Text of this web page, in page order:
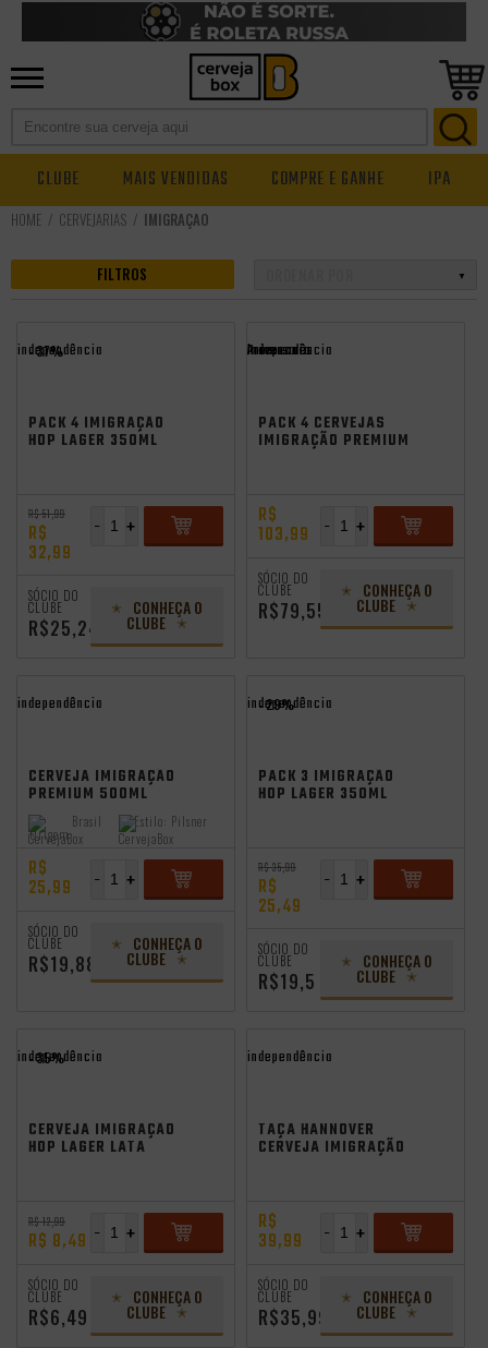
CLUBE MAIS VENDIDAS COMPRE E GANHE IPA
CERVEJARIAS IMIGRAÇÃO
FILTROS
independência
- 37%
PACK 4 IMIGRAÇÃO
HOP LAGER 350ML
R$ 51,99
R$
32,99
+
-
SÓCIO DO
CLUBE
R$25,24
CONHEÇA O
CLUBE
Promocoes
Aniversario
independência
PACK 4 CERVEJAS
IMIGRAÇÃO PREMIUM
R$
103,99 +
-
SÓCIO DO
CLUBE
R$79,55
CONHEÇA O
CLUBE
independência
CERVEJA IMIGRAÇÃO
PREMIUM 500ML
Origem:
Brasil Estilo: Pilsner
R$
25,99 +
-
SÓCIO DO
CLUBE
R$19,88
CONHEÇA O
CLUBE
independência
- 29%
PACK 3 IMIGRAÇÃO
HOP LAGER 350ML
R$ 35,99
R$
25,49
+
-
SÓCIO DO
CLUBE
R$19,5
CONHEÇA O
CLUBE
independência
- 35%
CERVEJA IMIGRAÇÃO
HOP LAGER LATA
R$ 12,99
R$ 8,49 +
-
SÓCIO DO
CLUBE
R$6,49
CONHEÇA O
CLUBE
independência
TAÇA HANNOVER
CERVEJA IMIGRAÇÃO
R$
39,99 +
-
SÓCIO DO
CLUBE
R$35,99
CONHEÇA O
CLUBE